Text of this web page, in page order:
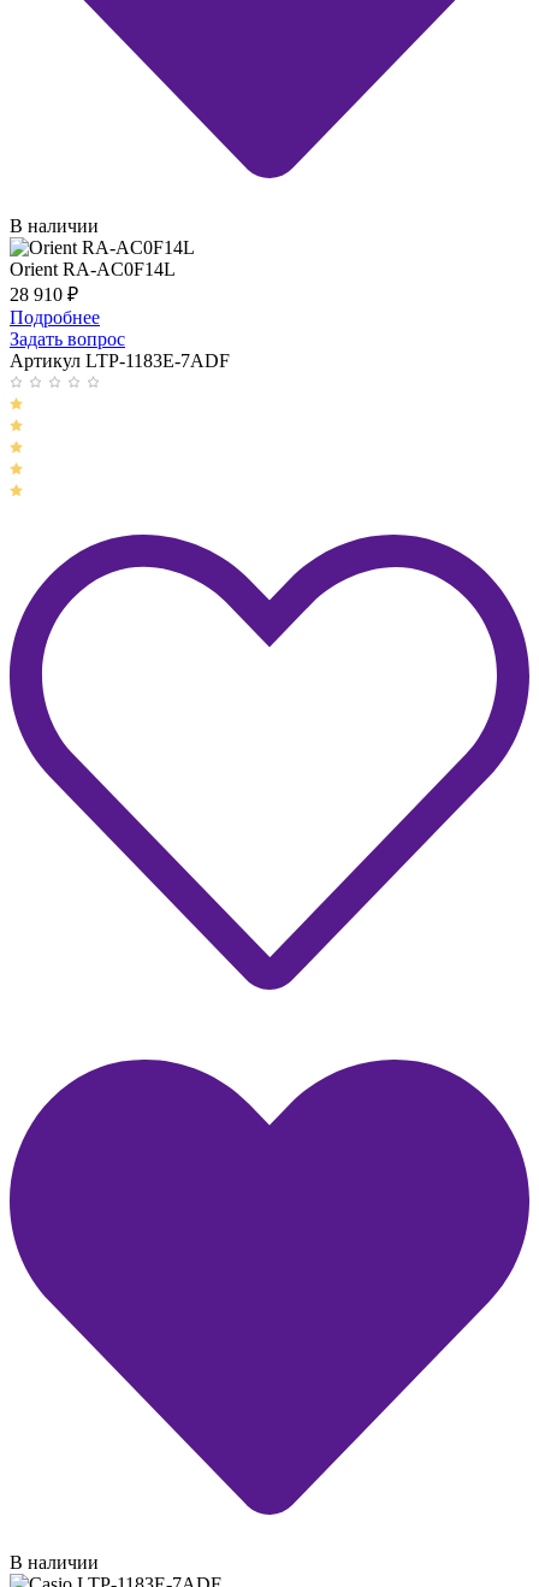
В наличии
Orient RA-AC0F14L
28 910 ₽
Подробнее
Задать вопрос
Артикул LTP-1183E-7ADF
В наличии